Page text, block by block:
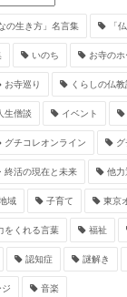
の生き方」名言集 「
いのち お寺の
お寺巡り くらしの仏
生僧談 イベント
グチコレオンライン
終活の現在と未来 他力
域 子育て 東京
をくれる言葉 福祉
認知症 謎解き
音楽